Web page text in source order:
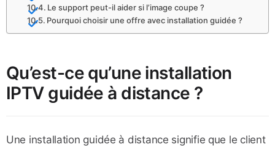
Le support peut-il aider si l’image coupe ?
Pourquoi choisir une offre avec installation guidée ?
Qu’est-ce qu’une installation
IPTV guidée à distance ?
Une installation guidée à distance signifie que le client